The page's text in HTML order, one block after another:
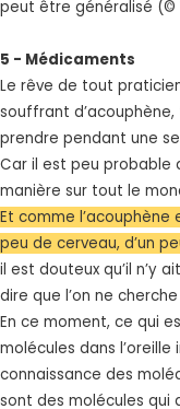
peut être généralisé (©
5 - Médicaments
Le rêve de tout
souffrant
prendre pendant une
Car il est peu probable
manière sur tout le
Et comme l’acouphène
peu de cerveau, d’un
il est douteux qu’il n’y
dire que l’on ne
En ce moment, ce qui
molécules dans
connaissance des
sont des molécules qui